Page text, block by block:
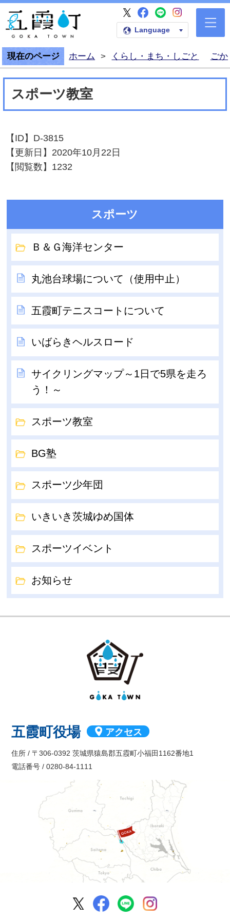
五霞町公式ホームペー
五霞町公式X
五霞町公式
五霞町公式
五霞町
Language
現在のページ ホーム > くらし・まち・しごと ご
スポーツ教室
【ID】 D-3815
【更新日】 2020年10月22日
【閲覧数】 1232
スポーツ
Ｂ＆Ｇ海洋センター
丸池台球場について（使用中止）
五霞町テニスコートについて
いばらきヘルスロード
サイクリングマップ～1日で5県を走ろ
う！～
スポーツ教室
BG塾
スポーツ少年団
いきいき茨城ゆめ国体
スポーツイベント
お知らせ
五霞町役場 アクセス
住所 / 〒306-0392 茨城県猿島郡五霞町小福田1162番地1
電話番号 / 0280-84-1111
五霞町公式X五霞町公式Facebook
五霞町公式LINE